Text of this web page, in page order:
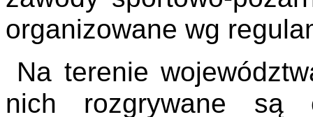
organizowane wg
Na terenie
nich rozgrywane są